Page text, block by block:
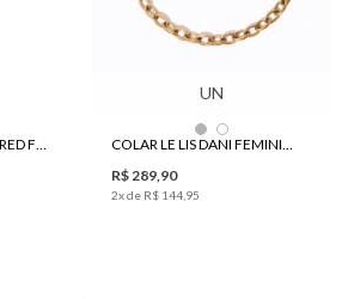
CLUTCH LE LIS JANA RED FEMININO
UN
COLAR LE LIS DANI FEMININO
R$ 289 90
2x de R$ 144 95